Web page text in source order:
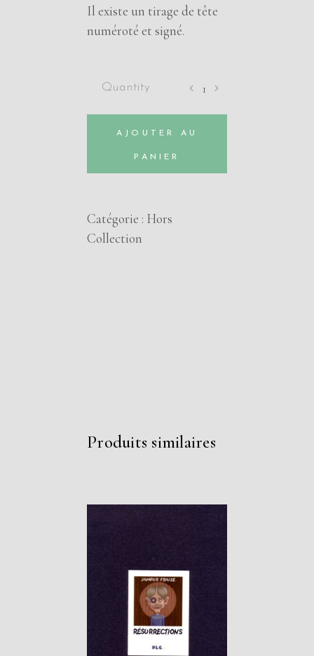
Il existe un tirage de tête
numéroté et signé.
par
Jean
Solé
quantity
AJOUTER AU
PANIER
Catégorie : Hors
Collection
Produits similaires
AJOUTER AU
PANIER